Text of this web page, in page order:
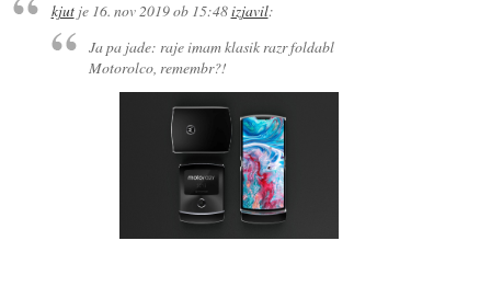
kjutje 16. nov 2019 ob 15:48izjavil:
Ja pa jade: raje imam klasik razr foldabl
Motorolco, remembr?!